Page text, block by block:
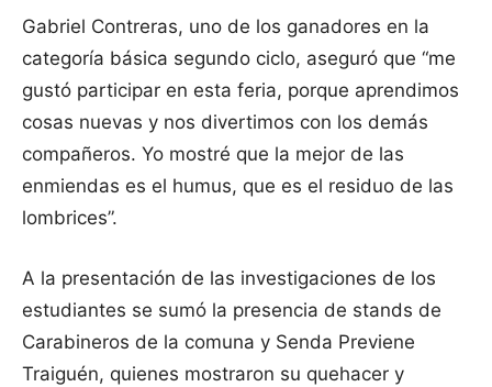
Gabriel Contreras, uno de los ganadores en la
categoría básica segundo ciclo, aseguró que “me
gustó participar en esta feria, porque aprendimos
cosas nuevas y nos divertimos con los demás
compañeros. Yo mostré que la mejor de las
enmiendas es el humus, que es el residuo de las
lombrices”.
A la presentación de las investigaciones de los
estudiantes se sumó la presencia de stands de
Carabineros de la comuna y Senda Previene
Traiguén, quienes mostraron su quehacer y